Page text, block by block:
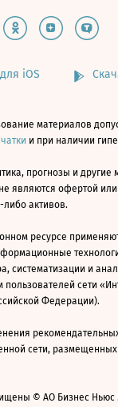
iOS
материалов
и при наличии
прогнозы и
являются офертой
активов.
ресурсе
систематизации и
пользователей сети
Федерации).
сети,
© АО Бизнес